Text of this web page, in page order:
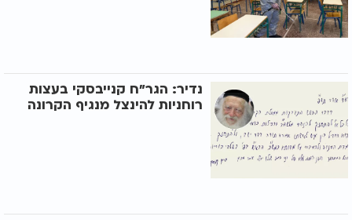
נדיר: הגר"ח קנייבסקי בעצות
רוחניות להינצל מנגיף הקרונה